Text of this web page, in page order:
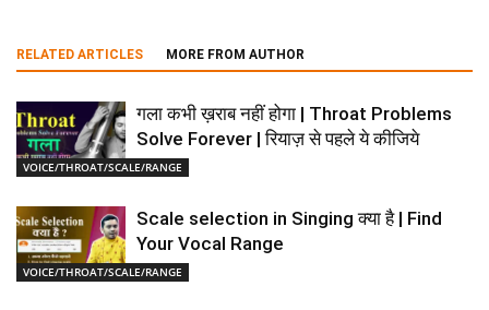
RELATED ARTICLES MORE FROM AUTHOR
VOICE/THROAT/SCALE/RANGE
गला कभी ख़राब नहीं होगा | Throat Problems
Solve Forever | रियाज़ से पहले ये कीजिये
VOICE/THROAT/SCALE/RANGE
Scale selection in Singing क्या है | Find
Your Vocal Range